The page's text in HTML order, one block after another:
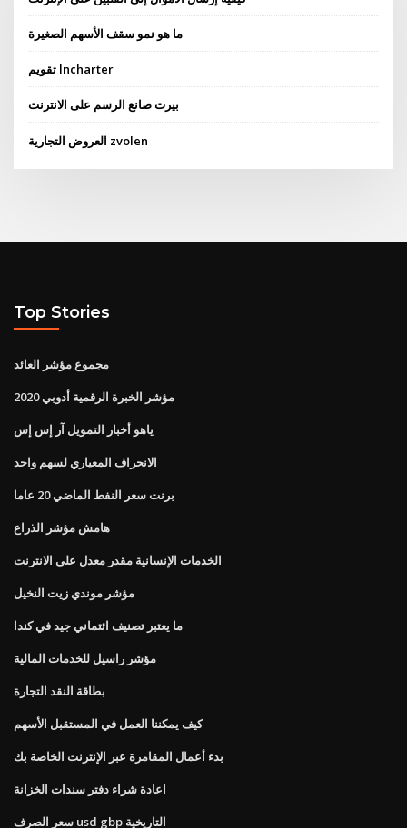
ما هو نمو سقف الأسهم الصغيرة
تقويم lncharter
بيرت صانع الرسم على الانترنت
العروض التجارية zvolen
Top Stories
مجموع مؤشر العائد
مؤشر الخبرة الرقمية أدوبي 2020
ياهو أخبار التمويل آر إس إس
الانحراف المعياري لسهم واحد
برنت سعر النفط الماضي 20 عاما
هامش مؤشر الذراع
الخدمات الإنسانية مقدر معدل على الانترنت
مؤشر موندي زيت النخيل
ما يعتبر تصنيف ائتماني جيد في كندا
مؤشر راسيل للخدمات المالية
بطاقة النقد التجارة
كيف يمكننا العمل في المستقبل الأسهم
بدء أعمال المقامرة عبر الإنترنت الخاصة بك
اعادة شراء دفتر سندات الخزانة
سعر الصرف usd gbp التاريخية